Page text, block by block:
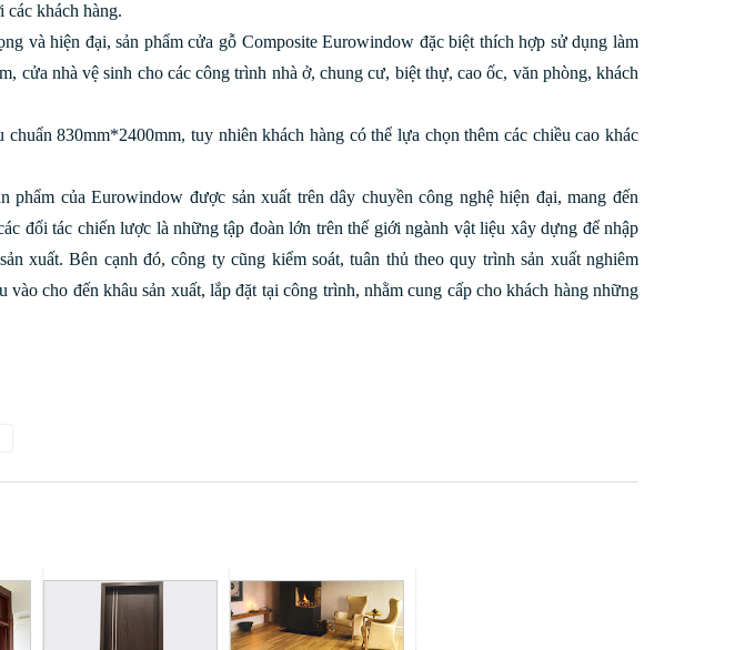
khách hàng.
và hiện đại, sản phẩm cửa gỗ Composite Eurowindow đặc biệt thích hợp sử dụng làm
cửa nhà vệ sinh cho các công trình nhà ở, chung cư, biệt thự, cao ốc, văn phòng, khách
830mm*2400mm, tuy nhiên khách hàng có thể lựa chọn thêm các chiều cao khác
của Eurowindow được sản xuất trên dây chuyền công nghệ hiện đại, mang đến
đối tác chiến lược là những tập đoàn lớn trên thế giới ngành vật liệu xây dựng để nhập
xuất. Bên cạnh đó, công ty cũng kiểm soát, tuân thủ theo quy trình sản xuất nghiêm
vào cho đến khâu sản xuất, lắp đặt tại công trình, nhằm cung cấp cho khách hàng những